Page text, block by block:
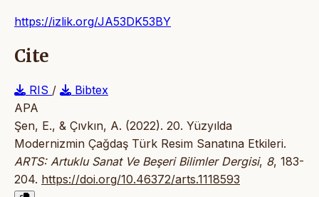
https://izlik.org/JA53DK53BY
Cite
RIS /
Bibtex
APA
Şen, E., & Çıvkın, A. (2022). 20. Yüzyılda
Modernizmin Çağdaş Türk Resim Sanatına Etkileri.
ARTS: Artuklu Sanat Ve Beşeri Bilimler Dergisi, 8, 183-
204. https://doi.org/10.46372/arts.1118593